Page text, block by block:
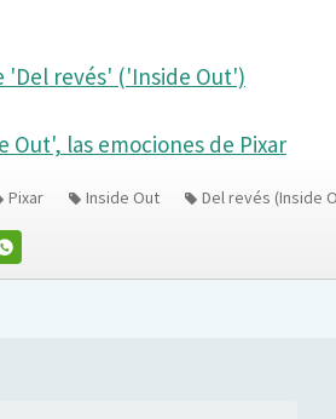
'Del revés' ('Inside Out')
Out', las emociones de Pixar
Pixar Inside Out Del revés (Inside